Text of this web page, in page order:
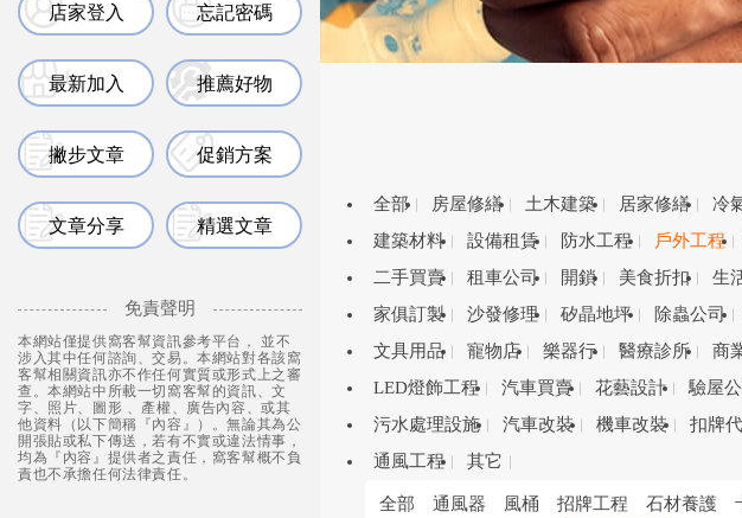
店家登入 忘記密碼
最新加入 推薦好物
撇步文章 促銷方案
文章分享 精選文章
免責聲明
本網站僅提供窩客幫資訊參考平台， 並不
涉入其中任何諮詢、交易。本網站對各該窩
客幫相關資訊亦不作任何實質或形式上之審
查。本網站中所載一切窩客幫的資訊、文
字、照片、圖形 、產權、廣告內容、或其
他資料（以下簡稱『內容』）。無論其為公
開張貼或私下傳送，若有不實或違法情事，
均為『內容』提供者之責任，窩客幫概不負
責也不承擔任何法律責任。
全部 房屋修繕 土木建築 居家修繕 冷
建築材料
設備租賃 防水工程 戶外工程
二手買賣
租車公司 開鎖 美食折扣 生
家俱訂製
沙發修理 矽晶地坪 除蟲公司
文具用品
寵物店 樂器行 醫療診所 商
LED燈飾工程
汽車買賣 花藝設計 驗屋
污水處理設施
汽車改裝 機車改裝 扣牌
通風工程
其它
全部 通風器 風桶 招牌工程 石材養護